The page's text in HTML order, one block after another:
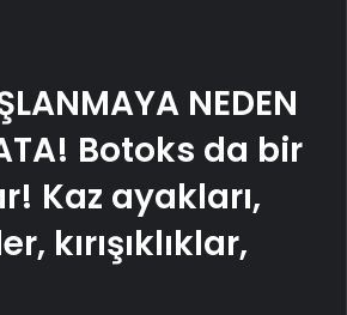
NEDEN
Botoks da bir
Kaz ayakları,
kırışıklıklar,